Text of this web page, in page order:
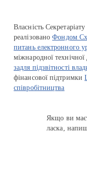
Власність
реалізованоФондом
питань електронного
міжнародної
задля підзвітності
фінансової підтримки
співробітництва
Якщо ви
ласка,